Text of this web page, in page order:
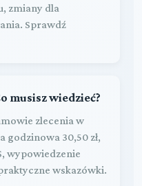
zmiany dla
Sprawdź
musisz wiedzieć?
zlecenia w
godzinowa 30,50 zł,
wypowiedzenie
wskazówki.